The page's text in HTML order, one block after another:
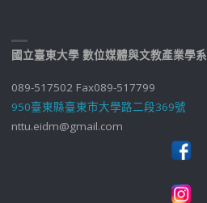
國立臺東大學 數位媒體與文教產業學系
089-517502 Fax089-517799
950臺東縣臺東市大學路二段369號
nttu.eidm@gmail.com